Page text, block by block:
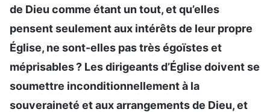
de Dieu comme étant un tout, et qu’elles
pensent seulement aux intérêts de leur propre
Église, ne sont-elles pas très égoïstes et
méprisables ? Les dirigeants d’Église doivent se
soumettre inconditionnellement à la
souveraineté et aux arrangements de Dieu, et